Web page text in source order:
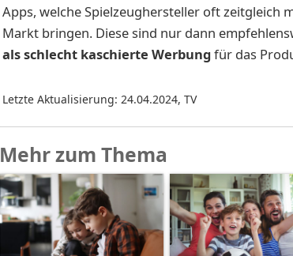
Apps, welche Spielzeughersteller oft zeitgleich
Markt bringen. Diese sind nur dann
als schlecht kaschierte Werbungfür das
Letzte Aktualisierung: 24.04.2024, TV
Mehr zum Thema